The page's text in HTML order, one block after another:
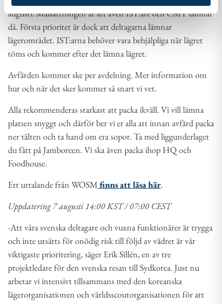
augusti. Målsättningen är att även IST:are och CMT lämnar
då. Första prioritet är dock att deltagarna lämnar
lägerområdet. IST:arna behöver vara behjälpliga när lägret
töms och kommer efter det lämna lägret.
Avfärden kommer ske per avdelning. Mer information om
hur och när det sker kommer så snart vi vet.
Alla rekommenderas starkast att packa ikväll. Vi vill lämna
platsen snyggt och därför ber vi er alla att innan avfärd packa
ner tälten och ta hand om era sopor. Ta med liggunderlaget
du fått på Jamboreen. Vi ska även packa ihop HQ och
Foodhouse.
Ett uttalande från WOSM finns att läsa här.
Uppdatering 7 augusti 14:00 KST / 07:00 CEST
-Att våra svenska deltagare och vuxna funktionärer är trygga
och inte utsätts för onödig risk till följd av vädret är vår
viktigaste prioritering, säger Erik Sillén, en av tre
projektledare för den svenska resan till Sydkorea. Just nu
arbetar vi intensivt tillsammans med den koreanska
lägerorganisationen och världsscoutorganisationen för att